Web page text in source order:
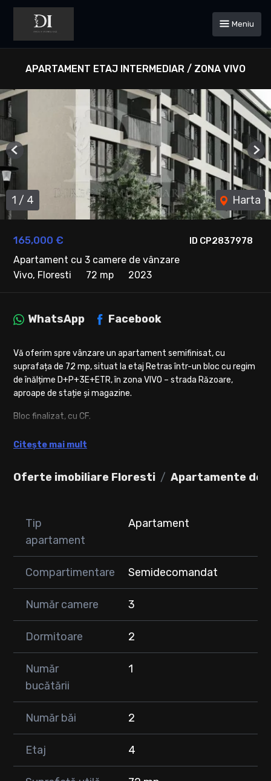
Meniu
APARTAMENT ETAJ INTERMEDIAR / ZONA VIVO
ID CP2837978
165,000 €
Apartament cu 3 camere de vânzare
Vivo, Floresti
72 mp 2023
1 / 4 Harta
Previous
Oferte imobiliare Floresti Apartamente de
WhatsApp Facebook
Vă oferim spre vânzare un apartament semifinisat, cu
suprafața de 72 mp, situat la etaj Retras într-un bloc cu regim
de înălțime D+P+3E+ETR, în zona VIVO – strada Răzoare,
aproape de stație și magazine.
Bloc finalizat, cu CF.
Compartimentare:
• Hol cu spațiu de depozitare
• Dormitor
🚗 Parcare subterană disponibilă la prețul de 10.000 €
📞 0747 353 752
Pentru detalii și vizionări, vă stăm cu drag la dispoziție
Citește mai mult
Tip
apartament
Apartament
Compartimentare Semidecomandat
Număr camere 3
Dormitoare 2
Număr
bucătării
1
Număr băi 2
Etaj 4